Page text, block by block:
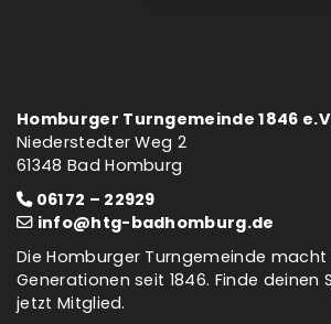
Homburger Turngemeinde 1846
Niederstedter Weg 2
61348 Bad Homburg
06172 – 22929
info@htg-badhomburg.de
Die Homburger Turngemeinde
Generationen seit 1846. Finde deinen
jetzt Mitglied.